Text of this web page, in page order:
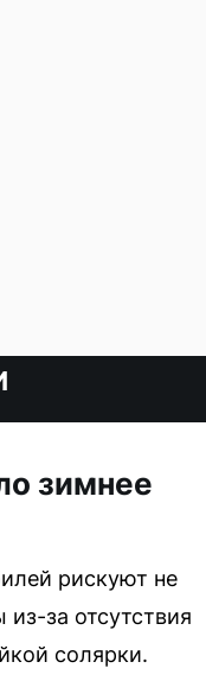
зимнее
рискуют не
из-за отсутствия
солярки.